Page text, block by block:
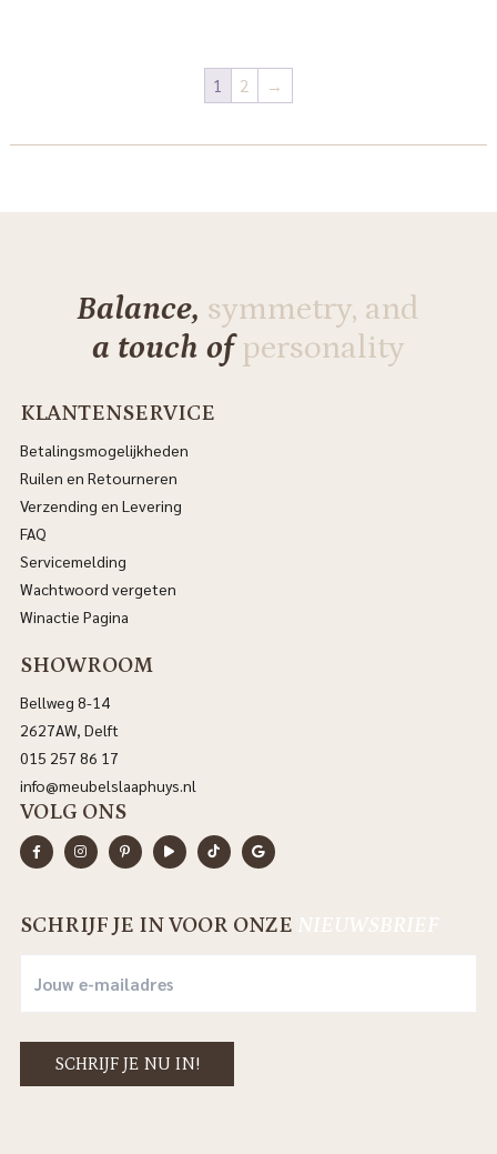
1 2 →
Balance, symmetry, and
a touch ofpersonality
KLANTENSERVICE
Betalingsmogelijkheden
Ruilen en Retourneren
Verzending en Levering
FAQ
Servicemelding
Wachtwoord vergeten
Winactie Pagina
SHOWROOM
Bellweg 8-14
2627AW, Delft
015 257 86 17
info@meubelslaaphuys.nl
VOLG ONS
SCHRIJF JE IN VOOR ONZE NIEUWSBRIEF